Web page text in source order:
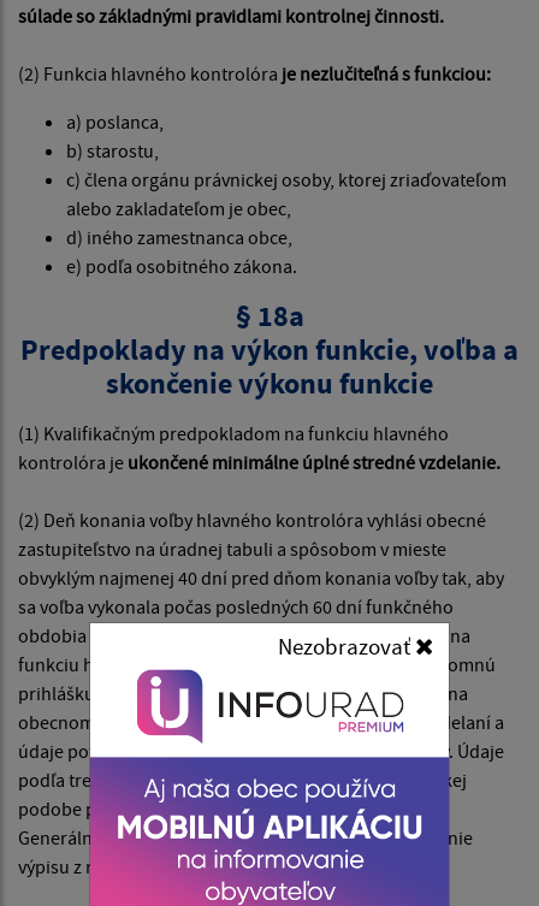
Nezobrazovať
súlade so základnými pravidlami kontrolnej činnosti.
(2) Funkcia hlavného kontrolóra je nezlučiteľná s funkciou:
a) poslanca,
b) starostu,
c) člena orgánu právnickej osoby, ktorej zriaďovateľom
alebo zakladateľom je obec,
d) iného zamestnanca obce,
e) podľa osobitného zákona.
§ 18a
Predpoklady na výkon funkcie, voľba a
skončenie výkonu funkcie
(1) Kvalifikačným predpokladom na funkciu hlavného
kontrolóra je ukončené minimálne úplné stredné vzdelanie.
(2) Deň konania voľby hlavného kontrolóra vyhlási obecné
zastupiteľstvo na úradnej tabuli a spôsobom v mieste
obvyklým najmenej 40 dní pred dňom konania voľby tak, aby
sa voľba vykonala počas posledných 60 dní funkčného
obdobia doterajšieho hlavného kontrolóra. Kandidát na
funkciu hlavného kontrolóra musí odovzdať svoju písomnú
prihlášku najneskôr 14 dní pred dňom konania voľby na
obecnom úrade. Súčasťou prihlášky je aj doklad o vzdelaní a
údaje potrebné na vyžiadanie výpisu z registra trestov. Údaje
podľa tretej vety obec bezodkladne zašle v elektronickej
podobe prostredníctvom elektronickej komunikácie
Generálnej prokuratúre Slovenskej republiky na vydanie
výpisu z registra trestov.